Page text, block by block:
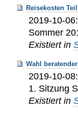
Reisekosten
2019-10-
Sommer
Existiert in
Wahl
2019-10-
1. Sitzung
Existiert in